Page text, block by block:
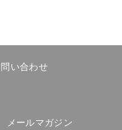
い合わせ
ールマガジン